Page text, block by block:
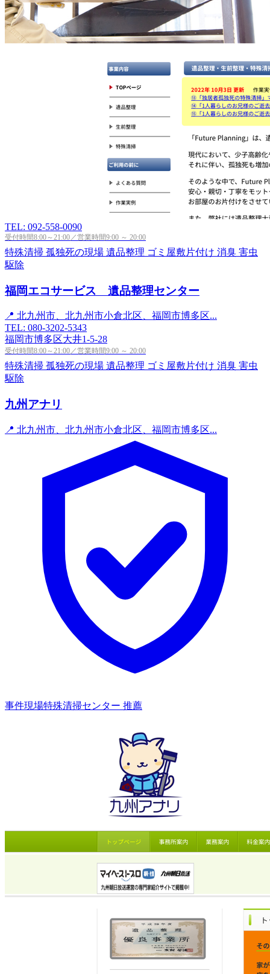
TEL: 092-558-0090
受付時間8:00～21:00／営業時間9:00 ～ 20:00
特殊清掃 孤独死の現場 遺品整理 ゴミ屋敷片付け 消臭 害虫
駆除
福岡エコサービス 遺品整理センター
📍 北九州市、北九州市小倉北区、福岡市博多区...
TEL: 080-3202-5343
福岡市博多区大井1-5-28
受付時間8:00～21:00／営業時間9:00 ～ 20:00
特殊清掃 孤独死の現場 遺品整理 ゴミ屋敷片付け 消臭 害虫
駆除
九州アナリ
📍 北九州市、北九州市小倉北区、福岡市博多区...
事件現場特殊清掃センター 推薦